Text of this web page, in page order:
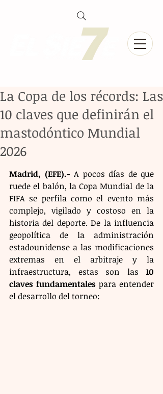
La Copa de los récords: Las
10 claves que definirán el
mastodóntico Mundial
2026
Madrid, (EFE).- A pocos días de que
ruede el balón, la Copa Mundial de la
FIFA se perfila como el evento más
complejo, vigilado y costoso en la
historia del deporte. De la influencia
geopolítica de la administración
estadounidense a las modificaciones
extremas en el arbitraje y la
infraestructura, estas son las 10
claves fundamentales para entender
el desarrollo del torneo: